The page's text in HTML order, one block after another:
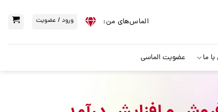
الماس‌‌های من: ورود / عضویت
ما عضویت الماسی